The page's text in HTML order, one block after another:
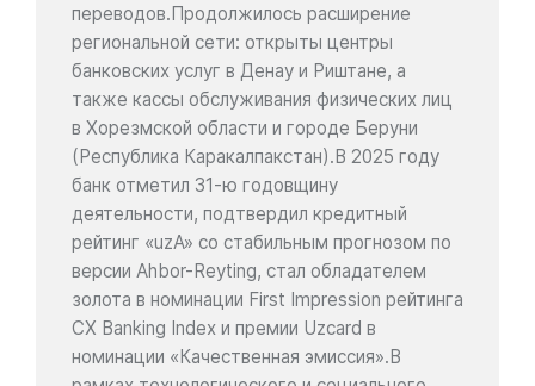
переводов.Продолжилось расширение
региональной сети: открыты центры
банковских услуг в Денау и Риштане, а
также кассы обслуживания физических лиц
в Хорезмской области и городе Беруни
(Республика Каракалпакстан).В 2025 году
банк отметил 31-ю годовщину
деятельности, подтвердил кредитный
рейтинг «uzA» со стабильным прогнозом по
версии Ahbor-Reyting, стал обладателем
золота в номинации First Impression рейтинга
CX Banking Index и премии Uzcard в
номинации «Качественная эмиссия».В